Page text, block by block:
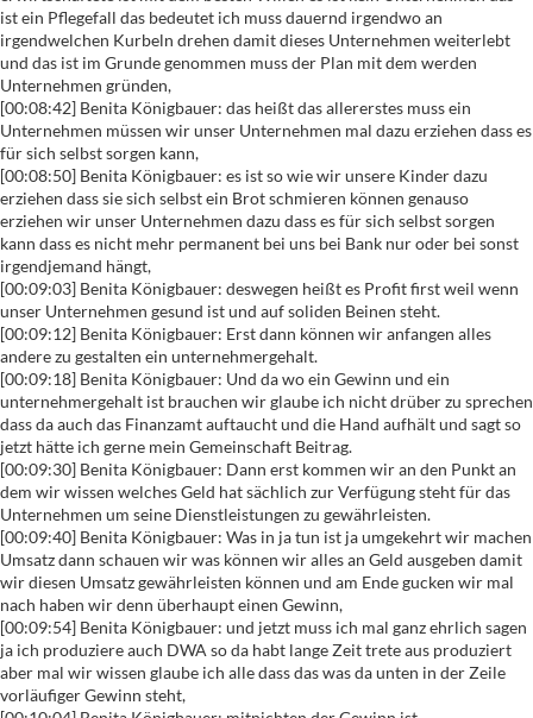
ist ein Pflegefall das bedeutet ich muss dauernd irgendwo an
irgendwelchen Kurbeln drehen damit dieses Unternehmen weiterlebt
und das ist im Grunde genommen muss der Plan mit dem werden
Unternehmen gründen,
[00:08:42] Benita Königbauer: das heißt das allererstes muss ein
Unternehmen müssen wir unser Unternehmen mal dazu erziehen dass es
für sich selbst sorgen kann,
[00:08:50] Benita Königbauer: es ist so wie wir unsere Kinder dazu
erziehen dass sie sich selbst ein Brot schmieren können genauso
erziehen wir unser Unternehmen dazu dass es für sich selbst sorgen
kann dass es nicht mehr permanent bei uns bei Bank nur oder bei sonst
irgendjemand hängt,
[00:09:03] Benita Königbauer: deswegen heißt es Profit first weil wenn
unser Unternehmen gesund ist und auf soliden Beinen steht.
[00:09:12] Benita Königbauer: Erst dann können wir anfangen alles
andere zu gestalten ein unternehmergehalt.
[00:09:18] Benita Königbauer: Und da wo ein Gewinn und ein
unternehmergehalt ist brauchen wir glaube ich nicht drüber zu sprechen
dass da auch das Finanzamt auftaucht und die Hand aufhält und sagt so
jetzt hätte ich gerne mein Gemeinschaft Beitrag.
[00:09:30] Benita Königbauer: Dann erst kommen wir an den Punkt an
dem wir wissen welches Geld hat sächlich zur Verfügung steht für das
Unternehmen um seine Dienstleistungen zu gewährleisten.
[00:09:40] Benita Königbauer: Was in ja tun ist ja umgekehrt wir machen
Umsatz dann schauen wir was können wir alles an Geld ausgeben damit
wir diesen Umsatz gewährleisten können und am Ende gucken wir mal
nach haben wir denn überhaupt einen Gewinn,
[00:09:54] Benita Königbauer: und jetzt muss ich mal ganz ehrlich sagen
ja ich produziere auch DWA so da habt lange Zeit trete aus produziert
aber mal wir wissen glaube ich alle dass das was da unten in der Zeile
vorläufiger Gewinn steht,